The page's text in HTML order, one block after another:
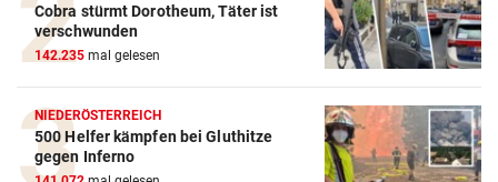
Cobra stürmt Dorotheum, Täter ist
verschwunden
142.235 mal gelesen
NIEDERÖSTERREICH
500 Helfer kämpfen bei Gluthitze
gegen Inferno